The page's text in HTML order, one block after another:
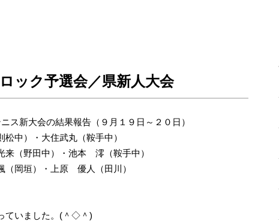
ック予選会／県新人大会
新大会の結果報告（９月１９日～２０日）
・大住武丸（鞍手中）
・池本 澪（鞍手中）
上原 優人（田川）
ていました。(＾◇＾)